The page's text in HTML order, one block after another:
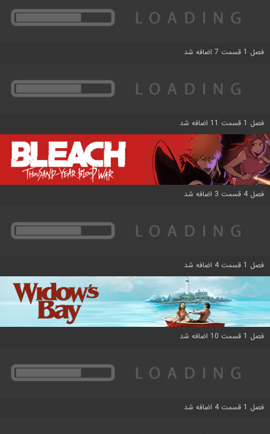
فصل 1 قسمت 7 اضافه شد
فصل 1 قسمت 11 اضافه شد
فصل 4 قسمت 3 اضافه شد
فصل 1 قسمت 4 اضافه شد
فصل 1 قسمت 10 اضافه شد
فصل 1 قسمت 4 اضافه شد